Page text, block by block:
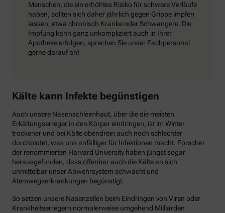
Menschen, die ein erhöhtes Risiko für schwere Verläufe
haben, sollten sich daher jährlich gegen Grippe impfen
lassen, etwa chronisch Kranke oder Schwangere. Die
Impfung kann ganz unkompliziert auch in Ihrer
Apotheke erfolgen, sprechen Sie unser Fachpersonal
gerne darauf an!
Kälte kann Infekte begünstigen
Auch unsere Nasenschleimhaut, über die die meisten
Erkältungserreger in den Körper eindringen, ist im Winter
trockener und bei Kälte obendrein auch noch schlechter
durchblutet, was uns anfälliger für Infektionen macht. Forscher
der renommierten Harvard University haben jüngst sogar
herausgefunden, dass offenbar auch die Kälte an sich
unmittelbar unser Abwehrsystem schwächt und
Atemwegserkrankungen begünstigt.
So setzen unsere Nasenzellen beim Eindringen von Viren oder
Krankheitserregern normalerweise umgehend Milliarden